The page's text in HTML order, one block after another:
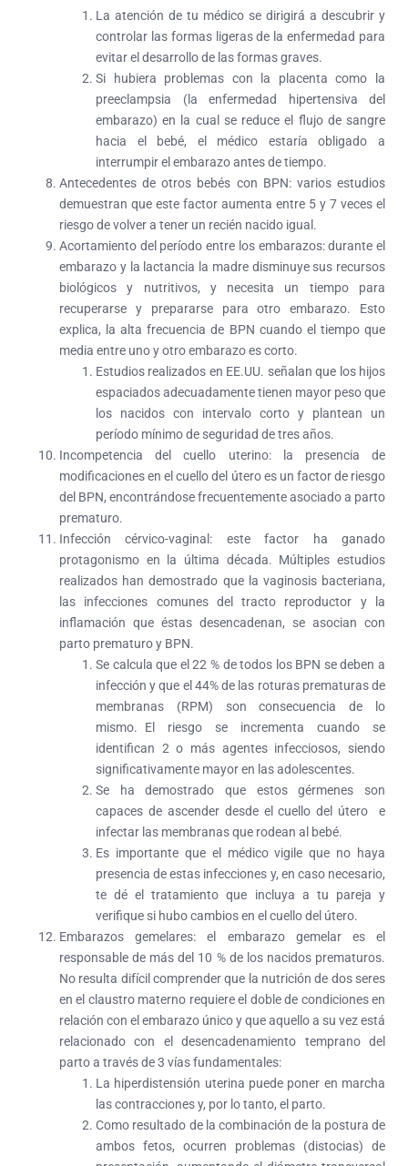
La atención de tu médico se dirigirá a descubrir y
controlar las formas ligeras de la enfermedad para
evitar el desarrollo de las formas graves.
Si hubiera problemas con la placenta como
la
preeclampsia (la enfermedad hipertensiva del
embarazo)en la cual se reduce el flujo de sangre
hacia el bebé, el médico estaría obligado a
interrumpir el embarazo antes de tiempo.
Antecedentes de otros bebés con BPN: varios estudios
demuestran que este factor aumenta entre 5 y 7 veces el
riesgo de volver a tener un recién nacido igual.
Acortamiento del período entre los embarazos:durante el
embarazo y la lactancia la madre disminuye sus recursos
biológicos y nutritivos, y necesita un tiempo para
recuperarse y prepararse para otro embarazo. Esto
explica, la alta frecuencia de BPN cuando el tiempo que
media entre uno y otro embarazo es corto.
Estudios realizados en EE.UU. señalan que los hijos
espaciados adecuadamente tienen mayor peso que
los nacidos con intervalo corto y plantean un
período mínimo de seguridad de tres años.
Incompetencia del cuello uterino:
la presencia de
modificaciones en el cuello del útero es un factor de riesgo
del BPN, encontrándose frecuentemente asociado a parto
prematuro.
Infección cérvico-vaginal: este factor ha ganado
protagonismo en la última década. Múltiples estudios
realizados han demostrado que la vaginosis bacteriana,
las infecciones comunes del tracto reproductor y la
inflamación que éstas desencadenan, se asocian con
parto prematuro y BPN.
Se calcula que el 22 % de todos los BPN se deben a
infección y que el 44% de las roturas prematuras de
membranas (RPM) son consecuencia de lo
mismo. El riesgo se incrementa cuando se
identifican 2 o más agentes infecciosos, siendo
significativamente mayor en las adolescentes.
Se ha demostrado que estos gérmenes son
capaces de ascender desde el cuello del útero e
infectar las membranas que rodean al bebé.
Es importante que el médico vigile que no haya
presencia de estas infecciones y, en caso necesario,
te dé el tratamiento que incluya a tu pareja y
verifique si hubo cambios en el cuello del útero.
Embarazos gemelares:el embarazo gemelar es el
responsable de más del 10 % de los nacidos prematuros.
No resulta difícil comprender que la nutrición de dos seres
en el claustro materno requiere el doble de condiciones en
relación con el embarazo único y que aquello a su vez está
relacionado con el desencadenamiento temprano del
parto a través de 3 vías fundamentales:
La hiperdistensión uterina puede poner en marcha
las contracciones y, por lo tanto, el parto.
Como resultado de la combinación de la postura de
ambos fetos, ocurren problemas (distocias) de